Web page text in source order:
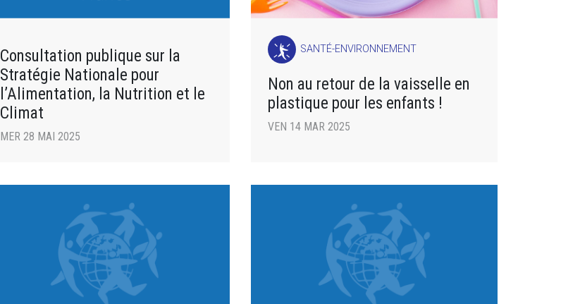
Consultation publique sur la
Stratégie Nationale pour
l’Alimentation, la Nutrition et le
Climat
MER 28 MAI 2025
SANTÉ-ENVIRONNEMENT
Non au retour de la vaisselle en
plastique pour les enfants !
VEN 14 MAR 2025